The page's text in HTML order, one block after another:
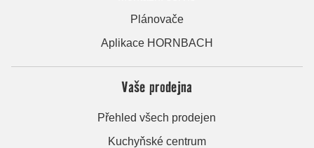
Plánovače
Aplikace HORNBACH
Vaše prodejna
Přehled všech prodejen
Kuchyňské centrum